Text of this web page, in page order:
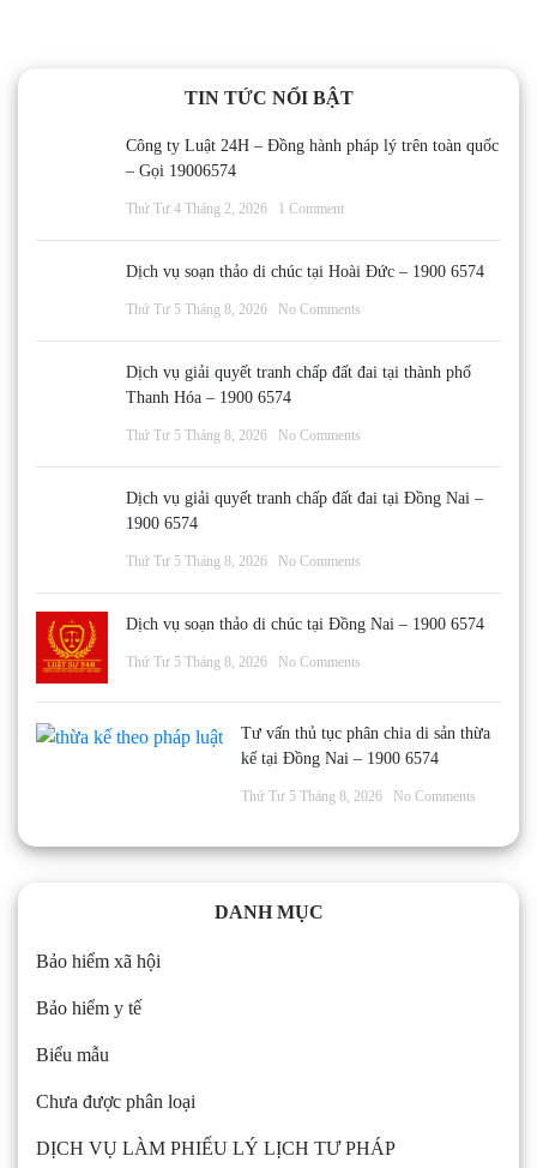
TIN TỨC NỔI BẬT
Công ty Luật 24H – Đồng hành pháp lý trên toàn quốc
– Gọi 19006574
Thứ Tư 4 Tháng 2, 2026 1 Comment
Dịch vụ soạn thảo di chúc tại Hoài Đức – 1900 6574
Thứ Tư 5 Tháng 8, 2026 No Comments
Dịch vụ giải quyết tranh chấp đất đai tại thành phố
Thanh Hóa – 1900 6574
Thứ Tư 5 Tháng 8, 2026 No Comments
Dịch vụ giải quyết tranh chấp đất đai tại Đồng Nai –
1900 6574
Thứ Tư 5 Tháng 8, 2026 No Comments
Dịch vụ soạn thảo di chúc tại Đồng Nai – 1900 6574
Thứ Tư 5 Tháng 8, 2026 No Comments
Tư vấn thủ tục phân chia di sản thừa
kế tại Đồng Nai – 1900 6574
Thứ Tư 5 Tháng 8, 2026 No Comments
DANH MỤC
Bảo hiểm xã hội
Bảo hiểm y tế
Biểu mẫu
Chưa được phân loại
DỊCH VỤ LÀM PHIẾU LÝ LỊCH TƯ PHÁP